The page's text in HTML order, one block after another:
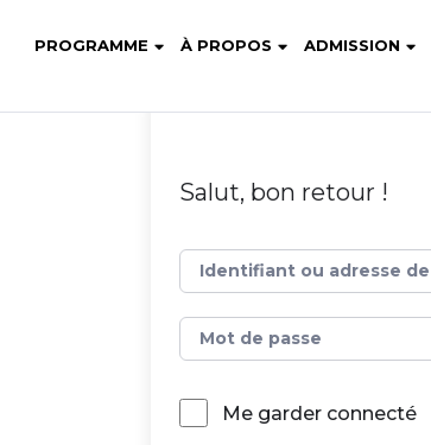
PROGRAMME À PROPOS ADMISSION
Salut, bon retour !
Me garder connecté